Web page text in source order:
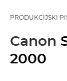
PRODUKCIJSKI
Canon
2000